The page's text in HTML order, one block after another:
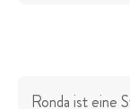
Ronda ist eine